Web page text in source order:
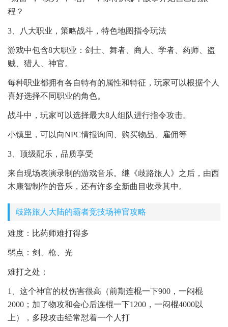
程？
3、八大职业，策略战斗，特色地图指令玩法
游戏中包含8大职业：剑士、舞者、商人、学者、药师、盗
贼、猎人、神官。
每种职业都拥有各自特有的属性和特征，玩家可以根据个人
喜好选择不同职业的角色。
战斗中，玩家可以选择最大8人组队进行指令攻击。
小镇里，可以向NPC情报询问、购买物品、雇佣等
3、顶级配乐，品质享受
来自现场表演录制的游戏音乐。继《歧路旅人》之后，由西
木康智制作的音乐，还有许多全新曲目收录其中。
歧路旅人大陆的霸者竞技场神官攻略
难度：比药师难打得多
弱点：剑、枪、光
难打之处：
1、这个神官的杖伤害很高（前期连棍一下900，一闷棍
2000；加了物攻和会心后连棍一下1200，一闷棍4000以
上），多段攻击经常怼着一个人打